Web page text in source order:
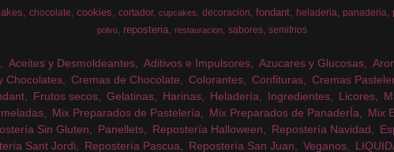
chocolate cookies cortador cupcakes decoracion fondant heladeria panaderia
polvo
reposteria restauracion sabores semifrios
Aceites y Desmoldeantes Aditivos e Impulsores Azucares y Glucosas
Chocolates Cremas de Chocolate Colorantes Confituras Cremas
Frutos secos Gelatinas Harinas Heladería Ingredientes Licores
Mix Preparados de Pastelería Mix Preparados de PanaderÍa Mix
Sin Gluten Panellets Repostería Halloween Repostería Navidad
Sant Jordi Repostería Pascua Repostería San Juan Veganos